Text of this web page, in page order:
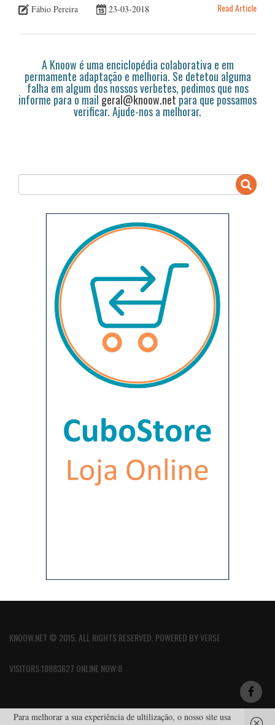
Fábio Pereira
23-03-2018 Read Article
A Knoow é uma enciclopédia colaborativa e em
permamente adaptação e melhoria. Se detetou alguma
falha em algum dos nossos verbetes, pedimos que nos
informe para o mail geral@knoow.netpara que possamos
verificar. Ajude-nos a melhorar.
KNOOW.NET © 2015. ALL RIGHTS RESERVED. POWERED BYVERSE
VISITORS:18883627 ONLINE NOW:8
Para melhorar a sua experiência de ultilização, o nosso site usa